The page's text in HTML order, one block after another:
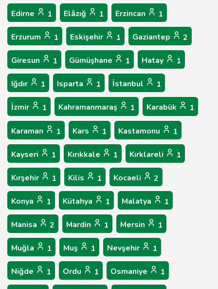
Edirne 1 Elâzığ 1 Erzincan 1
Erzurum 1 Eskişehir 1 Gaziantep 2
Giresun 1 Gümüşhane 1 Hatay 1
Iğdır 1 Isparta 1 İstanbul 1
İzmir 1 Kahramanmaraş 1 Karabük 1
Karaman 1 Kars 1 Kastamonu 1
Kayseri 1 Kırıkkale 1 Kırklareli 1
Kırşehir 1 Kilis 1 Kocaeli 2
Konya 1 Kütahya 1 Malatya 1
Manisa 2 Mardin 1 Mersin 1
Muğla 1 Muş 1 Nevşehir 1
Niğde 1 Ordu 1 Osmaniye 1